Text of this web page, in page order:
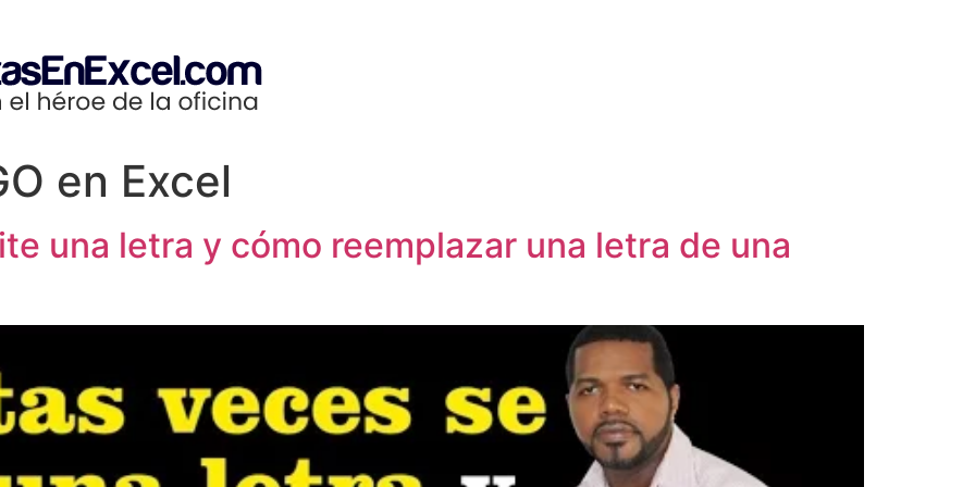
en Excel
una letra y cómo reemplazar una letra de una